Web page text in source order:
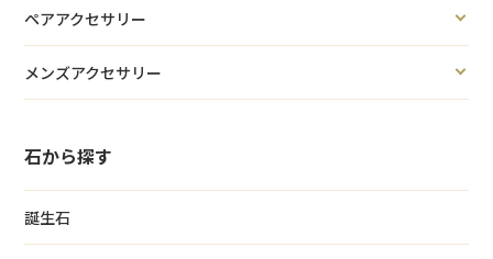
ペアアクセサリー
メンズアクセサリー
石から探す
誕生石